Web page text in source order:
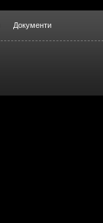
Документи